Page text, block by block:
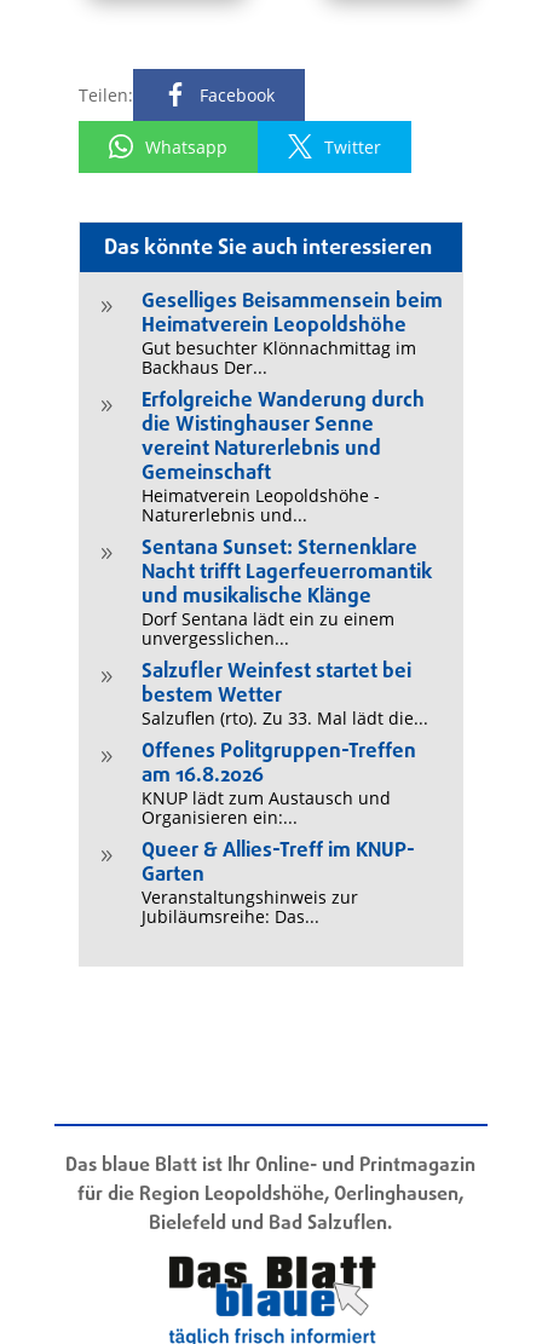
Das könnte Sie auch interessieren
9
Geselliges Beisammensein beim
Heimatverein Leopoldshöhe
Gut besuchter Klönnachmittag im
Backhaus Der...
9
Erfolgreiche Wanderung durch
die Wistinghauser Senne
vereint Naturerlebnis und
Gemeinschaft
Heimatverein Leopoldshöhe -
Naturerlebnis und...
9
Sentana Sunset: Sternenklare
Nacht trifft Lagerfeuerromantik
und musikalische Klänge
Dorf Sentana lädt ein zu einem
unvergesslichen...
9
Salzufler Weinfest startet bei
bestem Wetter
Salzuflen (rto). Zu 33. Mal lädt die...
9
Offenes Politgruppen-Treffen
am 16.8.2026
KNUP lädt zum Austausch und
Organisieren ein:...
9
Queer & Allies-Treff im KNUP-
Garten
Veranstaltungshinweis zur
Jubiläumsreihe: Das...
Teilen: Facebook
Whatsapp Twitter
Das blaue Blatt ist Ihr Online- und Printmagazin
für die Region Leopoldshöhe, Oerlinghausen,
Bielefeld und Bad Salzuflen.